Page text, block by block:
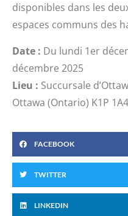
disponibles dans les
espaces communs des
Date : Du lundi 1er
décembre 2025
Lieu : Succursale
Ottawa (Ontario) K1P 1A4
FACEBOOK
TWITTER
LINKEDIN